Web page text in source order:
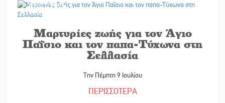
07/07/2026
Μαρτυρίες ζωής για τον Άγιο
Παΐσιο και τον παπα-Τύχωνα στη
Σελλασία
Την Πέμπτη 9 Ιουλίου
ΠΕΡΙΣΣΟΤΕΡΑ